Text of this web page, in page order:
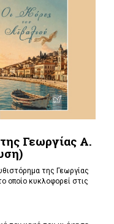
Γεωργίας Α.
της Γεωργίας
οποίο κυκλοφορεί στις